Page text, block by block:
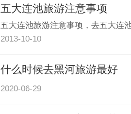
五大连池旅游注意事项
五大连池旅游注意事项，去五大连
2013-10-10
什么时候去黑河旅游最好
2020-06-29